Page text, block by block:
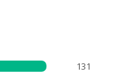
131